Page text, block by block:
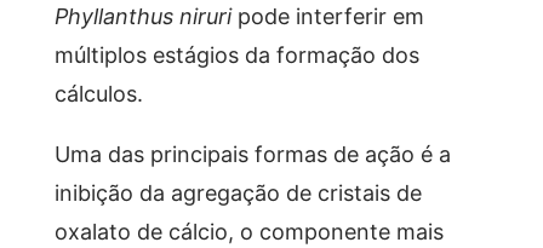
Phyllanthus niruripode interferir em
múltiplos estágios da formação dos
cálculos.
Uma das principais formas de ação é a
inibição da agregação de cristais de
oxalato de cálcio, o componente mais